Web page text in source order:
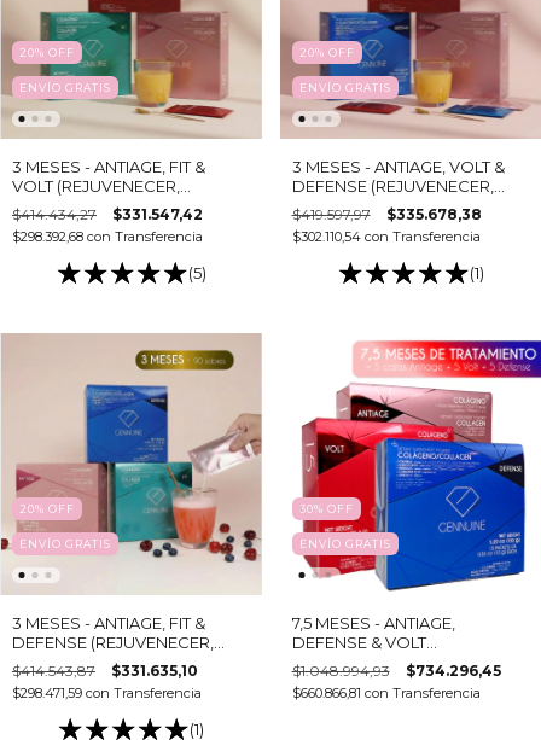
20% OFF
ENVÍO GRATIS
3 MESES - ANTIAGE, FIT &
VOLT (REJUVENECER,
ADELGAZAR & ENERGIZAR ) -
Colágeno hidrolizado bebible
$414.434,27 $331.547,42
$298.392,68 con Transferencia
(5)
20% OFF
ENVÍO GRATIS
3 MESES - ANTIAGE, VOLT &
DEFENSE (REJUVENECER,
ENERGIZAR & REGENERAR ) -
Colágeno hidrolizado bebible
$419.597,97 $335.678,38
$302.110,54 con Transferencia
(1)
20% OFF
ENVÍO GRATIS
3 MESES - ANTIAGE, FIT &
DEFENSE (REJUVENECER,
ADELGAZAR & REGENERAR ) -
Colágeno hidrolizado bebible
$414.543,87 $331.635,10
$298.471,59 con Transferencia
(1)
30% OFF
ENVÍO GRATIS
7,5 MESES - ANTIAGE,
DEFENSE & VOLT
(REJUVENECER, DEFENSE &
ENERGIZAR ) - Colágeno
hidrolizado bebible - (12
$1.048.994,93 $734.296,45
$660.866,81 con Transferencia